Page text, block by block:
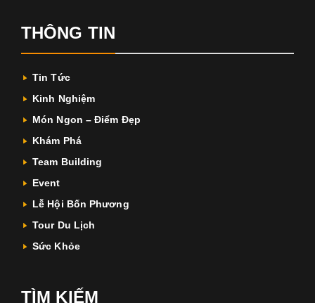
THÔNG TIN
Tin Tức
Kinh Nghiệm
Món Ngon – Điểm Đẹp
Khám Phá
Team Building
Event
Lễ Hội Bốn Phương
Tour Du Lịch
Sức Khỏe
TÌM KIẾM